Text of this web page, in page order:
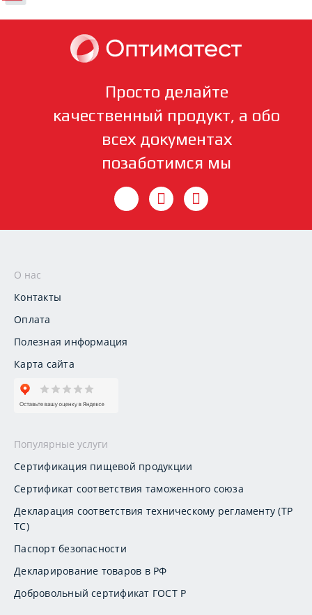
Просто делайте
качественный продукт, а обо
всех документах
позаботимся мы
О нас
Контакты
Оплата
Полезная информация
Карта сайта
Популярные услуги
Сертификация пищевой продукции
Сертификат соответствия таможенного союза
Декларация соответствия техническому регламенту (ТР
ТС)
Паспорт безопасности
Декларирование товаров в РФ
Добровольный сертификат ГОСТ Р